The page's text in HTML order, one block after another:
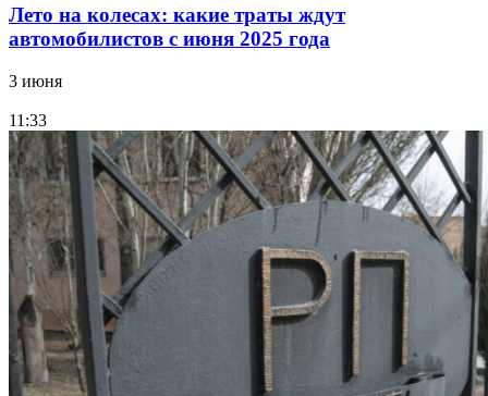
Лето на колесах: какие траты ждут
автомобилистов с июня 2025 года
3 июня
11:33